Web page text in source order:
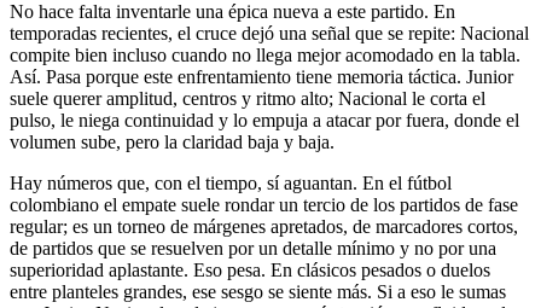
No hace falta inventarle una épica nueva a este partido. En
temporadas recientes, el cruce dejó una señal que se repite: Nacional
compite bien incluso cuando no llega mejor acomodado en la tabla.
Así. Pasa porque este enfrentamiento tiene memoria táctica. Junior
suele querer amplitud, centros y ritmo alto; Nacional le corta el
pulso, le niega continuidad y lo empuja a atacar por fuera, donde el
volumen sube, pero la claridad baja y baja.
Hay números que, con el tiempo, sí aguantan. En el fútbol
colombiano el empate suele rondar un tercio de los partidos de fase
regular; es un torneo de márgenes apretados, de marcadores cortos,
de partidos que se resuelven por un detalle mínimo y no por una
superioridad aplastante. Eso pesa. En clásicos pesados o duelos
entre planteles grandes, ese sesgo se siente más. Si a eso le sumas